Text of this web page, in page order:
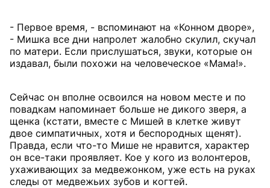
- Первое время, - вспоминают на «Конном дворе»,
- Мишка все дни напролет жалобно скулил, скучал
по матери. Если прислушаться, звуки, которые он
издавал, были похожи на человеческое «Мама!».
Сейчас он вполне освоился на новом месте и по
повадкам напоминает больше не дикого зверя, а
щенка (кстати, вместе с Мишей в клетке живут
двое симпатичных, хотя и беспородных щенят).
Правда, если что-то Мише не нравится, характер
он все-таки проявляет. Кое у кого из волонтеров,
ухаживающих за медвежонком, уже есть на руках
следы от медвежьих зубов и когтей.